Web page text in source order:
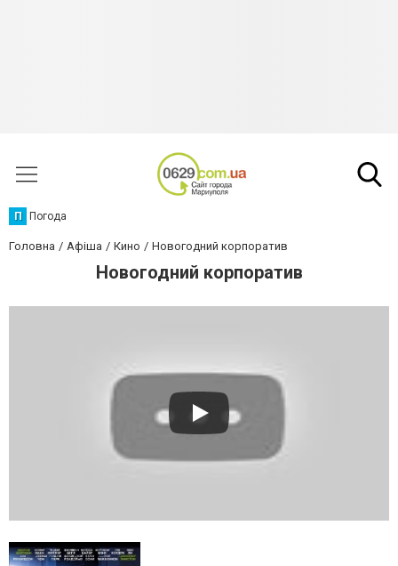
П Погода
Головна Афіша Кино Новогодний корпоратив
Новогодний корпоратив